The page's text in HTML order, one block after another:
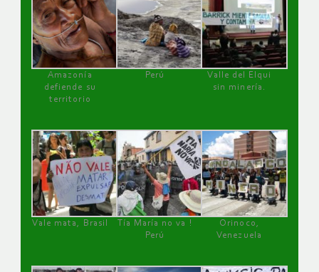
Amazonía
defiende su
territorio
Perú
Valle del Elqui
sin minería.
Vale mata, Brasil
Tía María no va !
Perú
Orinoco,
Venezuela